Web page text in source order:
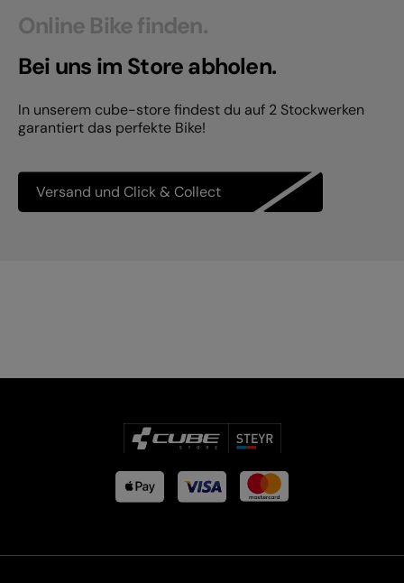
Online Bike finden.
Bei uns im Store abholen.
In unserem cube-store findest du auf 2 Stockwerken
garantiert das perfekte Bike!
Versand und Click & Collect